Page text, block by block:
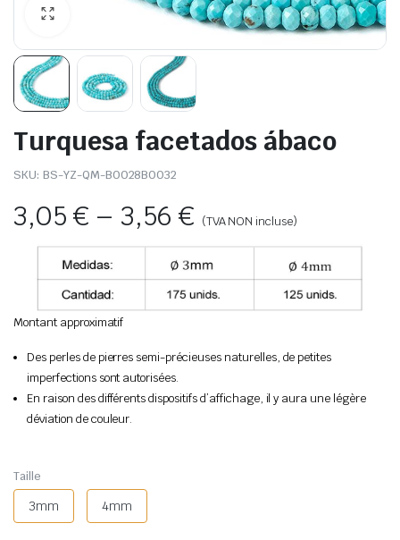
Turquesa facetados ábaco
SKU: BS-YZ-QM-B0028B0032
3,05€ – 3,56€ (TVA NON incluse)
Montant approximatif
Des perles de pierres semi-précieuses naturelles, de petites
imperfections sont autorisées.
En raison des différents dispositifs d’affichage, il y aura une légère
déviation de couleur.
Taille
3mm 4mm